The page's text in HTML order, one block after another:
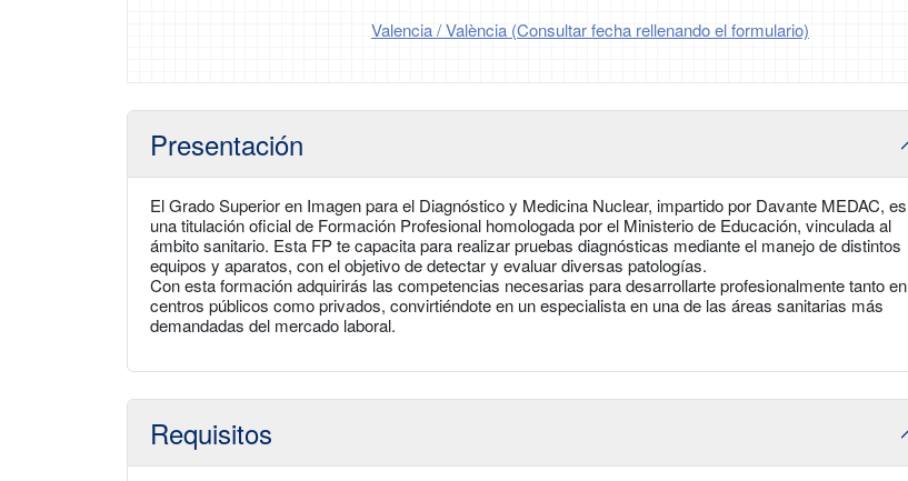
Valencia / València (Consultar fecha rellenando el formulario)
Presentación
El Grado Superior en Imagen para el Diagnóstico y Medicina Nuclear, impartido por Davante MEDAC, es
una titulación oficial de Formación Profesional homologada por el Ministerio de Educación, vinculada al
ámbito sanitario. Esta FP te capacita para realizar pruebas diagnósticas mediante el manejo de distintos
equipos y aparatos, con el objetivo de detectar y evaluar diversas patologías.
Con esta formación adquirirás las competencias necesarias para desarrollarte profesionalmente tanto en
centros públicos como privados, convirtiéndote en un especialista en una de las áreas sanitarias más
demandadas del mercado laboral.
Requisitos